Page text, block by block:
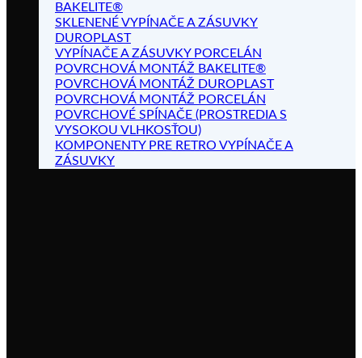
BAKELITE®
SKLENENÉ VYPÍNAČE A ZÁSUVKY
DUROPLAST
VYPÍNAČE A ZÁSUVKY PORCELÁN
POVRCHOVÁ MONTÁŽ BAKELITE®
POVRCHOVÁ MONTÁŽ DUROPLAST
POVRCHOVÁ MONTÁŽ PORCELÁN
POVRCHOVÉ SPÍNAČE (PROSTREDIA S
VYSOKOU VLHKOSŤOU)
KOMPONENTY PRE RETRO VYPÍNAČE A
ZÁSUVKY